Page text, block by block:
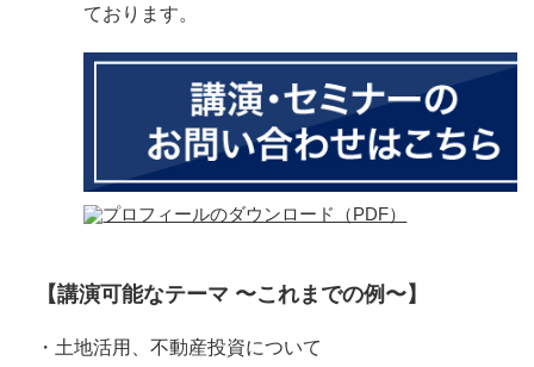
ております。
【講演可能なテーマ 〜これまでの例〜】
・土地活用、不動産投資について